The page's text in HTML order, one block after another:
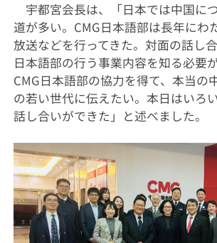
宇都宮会長は、「日本では中国に
道が多い。 CMG日本語部は長年にわ
放送などを行ってきた。対面の話し
日本語部の行う事業内容を知る必要
CMG日本語部の協力を得て、本当の
の若い世代に伝えたい。本日はいろ
話し合いができた」と述べました。